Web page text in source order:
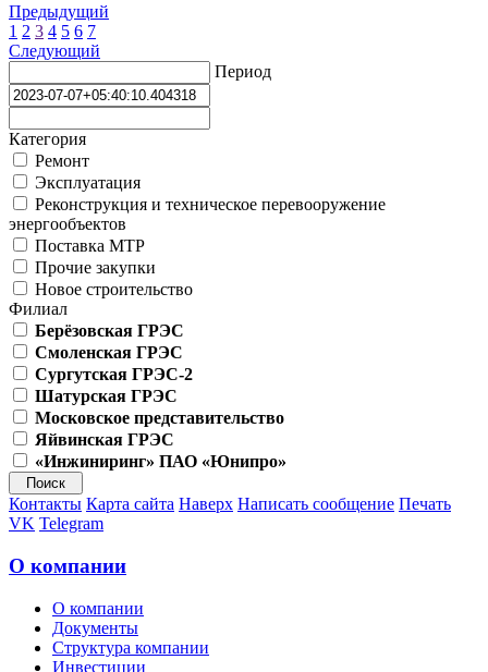
Предыдущий
1 2 3 4 5 6 7
Следующий
Период
Категория
Ремонт
Эксплуатация
Реконструкция и техническое перевооружение
энергообъектов
Поставка МТР
Прочие закупки
Новое строительство
Филиал
Берёзовская ГРЭС
Смоленская ГРЭС
Сургутская ГРЭС-2
Шатурская ГРЭС
Московское представительство
Яйвинская ГРЭС
«Инжиниринг» ПАО «Юнипро»
Контакты Карта сайта Наверх Написать сообщение Печать
VK Telegram
О компании
О компании
Документы
Структура компании
Инвестиции